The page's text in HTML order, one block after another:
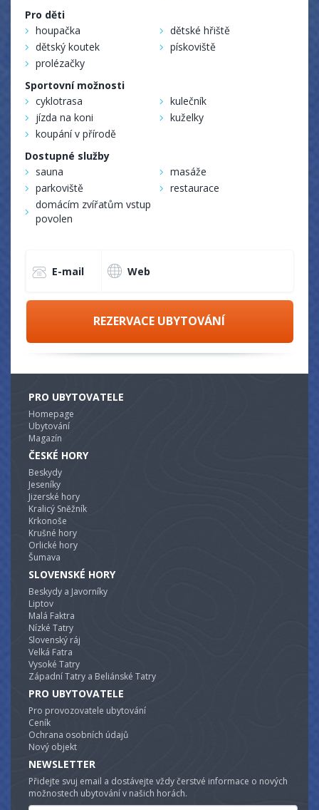
Pro děti
houpačka
dětské hřiště
dětský koutek
pískoviště
prolézačky
Sportovní možnosti
cyklotrasa
kulečník
jízda na koni
kuželky
koupání v přírodě
Dostupné služby
sauna
masáže
parkoviště
restaurace
domácím zvířatům vstup
povolen
E-mail Web
REZERVACE UBYTOVÁNÍ
PRO UBYTOVATELE
Homepage
Ubytování
Magazín
ČESKÉ HORY
Beskydy
Jeseníky
Jizerské hory
Kralicý Sněžník
Krkonoše
Krušné hory
Orlické hory
Šumava
SLOVENSKÉ HORY
Beskydy a Javorníky
Liptov
Malá Faktra
Nízké Tatry
Slovenský ráj
Velká Fatra
Vysoké Tatry
Západní Tatry a Beliánské Tatry
PRO UBYTOVATELE
Pro provozovatele ubytování
Ceník
Ochrana osobních údajů
Nový objekt
NEWSLETTER
Přidejte svuj email a dostávejte vždy čerstvé informace o nových
možnostech ubytování v našich horách.